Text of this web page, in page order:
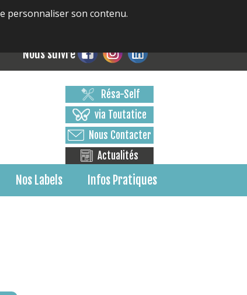
personnaliser son contenu.
Nous suivre
Résa-Self
via Toutatice
Nous Contacter
Actualités
Nos Labels Infos Pratiques